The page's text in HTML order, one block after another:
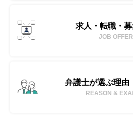
求人・転職・
JOB OFFER
弁護士が選ぶ理由
REASON &